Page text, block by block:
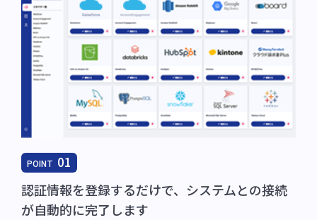
POINT 01
認証情報を登録するだけで、システムとの接続
が自動的に完了します